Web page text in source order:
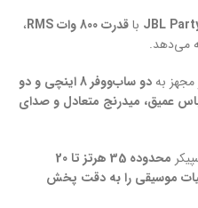
JBL باقدرت 800 وات RMS
،
می‌دهد.
مجهز به
دو ساب‌ووفر 8 اینچی و دو
عمیق، میدرنج متعادل و صدای
محدوده 35 هرتز تا 20
موسیقی را به دقت پخش